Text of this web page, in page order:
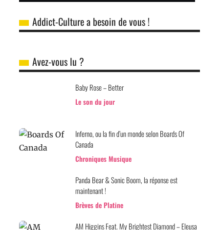
Addict-Culture a besoin de vous !
Avez-vous lu ?
Baby Rose – Better
Le son du jour
Inferno, ou la fin d’un monde selon Boards Of
Canada
Chroniques Musique
Panda Bear & Sonic Boom, la réponse est
maintenant !
Brèves de Platine
AM Higgins Feat. My Brightest Diamond – Eleusa